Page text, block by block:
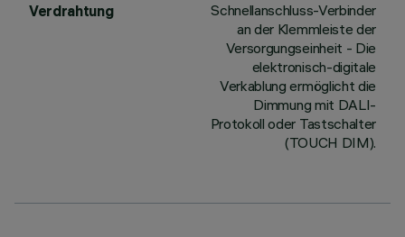
Verdrahtung
Schnellanschluss-Verbinder
an der Klemmleiste der
Versorgungseinheit - Die
elektronisch-digitale
Verkablung ermöglicht die
Dimmung mit DALI-
Protokoll oder Tastschalter
(TOUCH DIM).